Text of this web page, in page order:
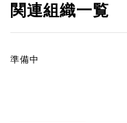
関連組織一覧
準備中